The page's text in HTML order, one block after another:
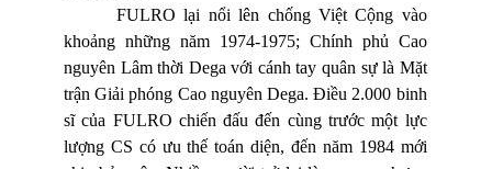
FULRO lại nổi lên chống Việt Cộng vào
khoảng những năm 1974-1975; Chính phủ Cao
nguyên Lâm thời Dega với cánh tay quân sự là Mặt
trận Giải phóng Cao nguyên Dega. Điều 2.000 binh
sĩ của FULRO chiến đấu đến cùng trước một lực
lượng CS có ưu thế toán diện, đến năm 1984 mới